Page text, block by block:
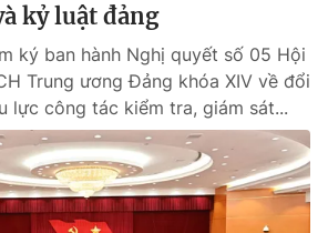
kỷ luật đảng
ký ban hành Nghị quyết số 05 Hội
Trung ương Đảng khóa XIV về đổi
lực công tác kiểm tra, giám sát...